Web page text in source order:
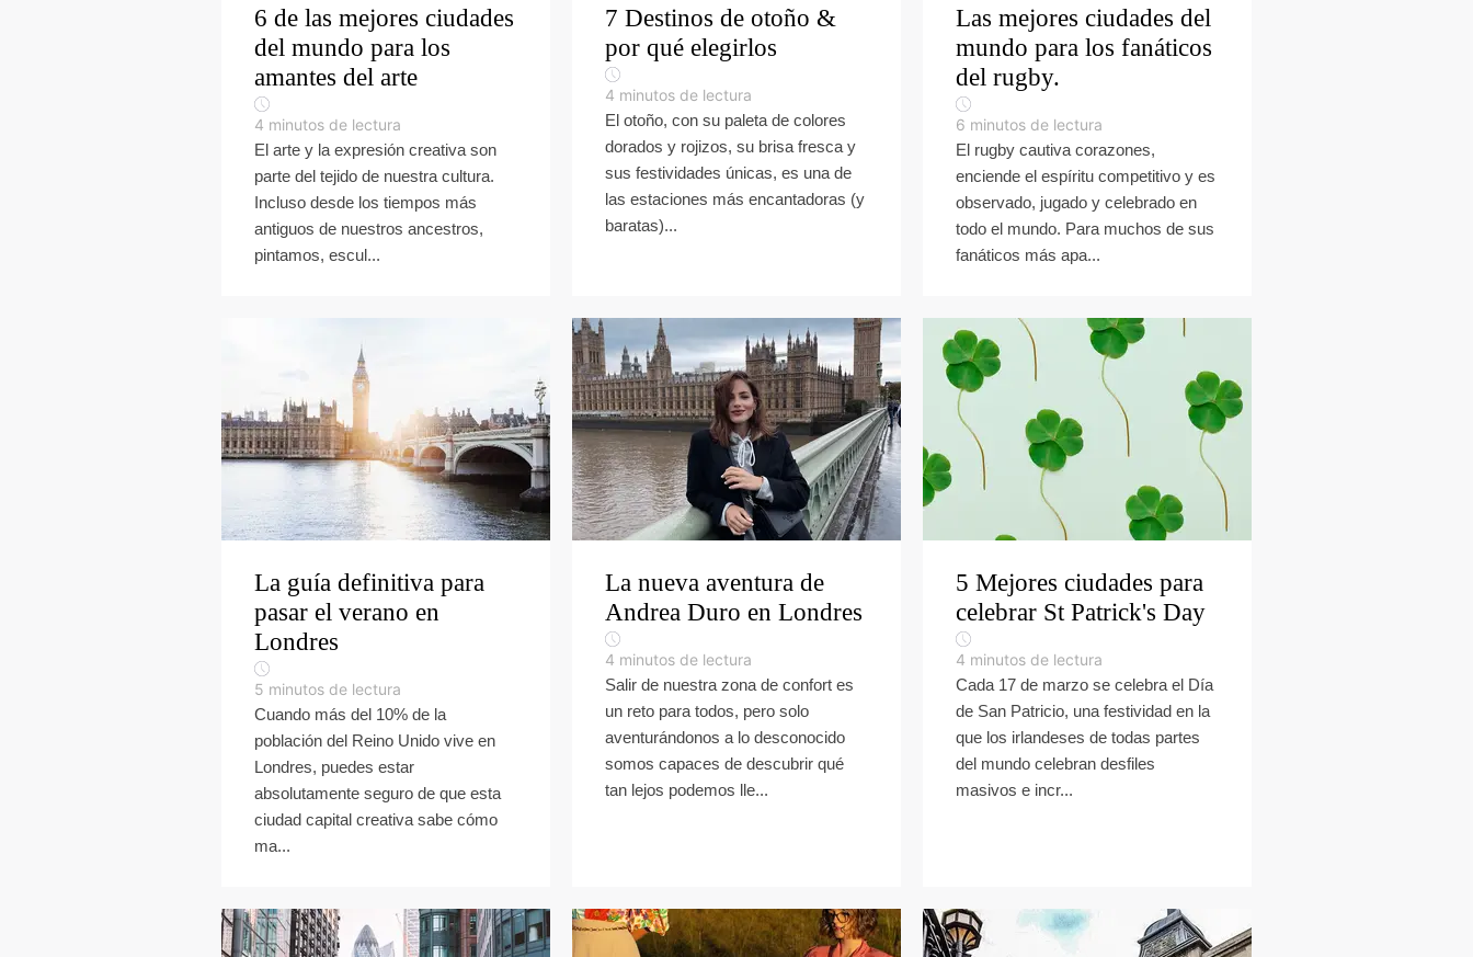
6 de las mejores ciudades
del mundo para los
amantes del arte
4 minutos de lectura
El arte y la expresión creativa son
parte del tejido de nuestra cultura.
Incluso desde los tiempos más
antiguos de nuestros ancestros,
pintamos, escul...
7 Destinos de otoño &
por qué elegirlos
4 minutos de lectura
El otoño, con su paleta de colores
dorados y rojizos, su brisa fresca y
sus festividades únicas, es una de
las estaciones más encantadoras (y
baratas)...
Las mejores ciudades del
mundo para los fanáticos
del rugby.
6 minutos de lectura
El rugby cautiva corazones,
enciende el espíritu competitivo y es
observado, jugado y celebrado en
todo el mundo. Para muchos de sus
fanáticos más apa...
La guía definitiva para
pasar el verano en
Londres
5 minutos de lectura
Cuando más del 10% de la
población del Reino Unido vive en
Londres, puedes estar
absolutamente seguro de que esta
ciudad capital creativa sabe cómo
ma...
La nueva aventura de
Andrea Duro en Londres
4 minutos de lectura
Salir de nuestra zona de confort es
un reto para todos, pero solo
aventurándonos a lo desconocido
somos capaces de descubrir qué
tan lejos podemos lle...
5 Mejores ciudades para
celebrar St Patrick's Day
4 minutos de lectura
Cada 17 de marzo se celebra el Día
de San Patricio, una festividad en la
que los irlandeses de todas partes
del mundo celebran desfiles
masivos e incr...